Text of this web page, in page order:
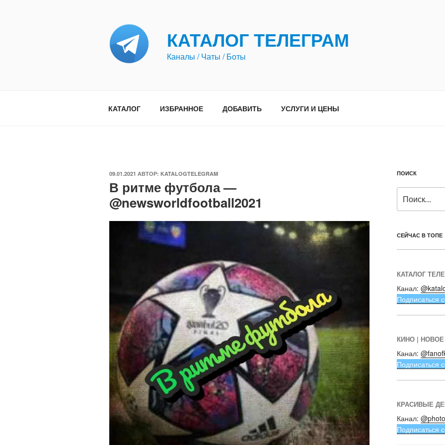
КАТАЛОГ ТЕЛЕГРАМ
Каналы / Чаты / Боты
КАТАЛОГ ИЗБРАННОЕ ДОБАВИТЬ УСЛУГИ И ЦЕНЫ
ОПУБЛИКОВАНО
09.01.2021 АВТОР: KATALOGTELEGRAM
В ритме футбола —
@newsworldfootball2021
ПОИСК
СЕЙЧАС В ТОПЕ
КАТАЛОГ
Канал:
Подписаться
КИНО |
Канал:
Подписаться
КРАСИВЫЕ
Канал:
Подписаться